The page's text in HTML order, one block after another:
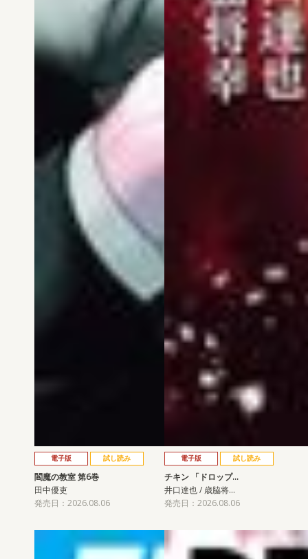
電子版 試し読み
閻魔の教室 第6巻
田中優吏
発売日：2026.08.06
電子版 試し読み
チキン 「ドロップ…
井口達也 / 歳脇将…
発売日：2026.08.06